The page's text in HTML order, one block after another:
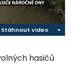
Stáhnout video
hasičů